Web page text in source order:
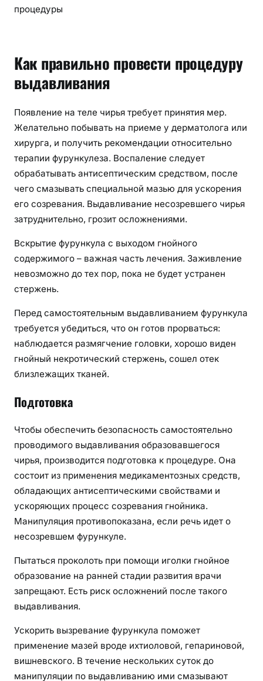
Как правильно провести процедуру
выдавливания
Появление на теле чирья требует принятия мер.
Желательно побывать на приеме у дерматолога или
хирурга, и получить рекомендации относительно
терапии фурункулеза. Воспаление следует
обрабатывать антисептическим средством, после
чего смазывать специальной мазью для ускорения
его созревания. Выдавливание несозревшего чирья
затруднительно, грозит осложнениями.
Вскрытие фурункула с выходом гнойного
содержимого – важная часть лечения. Заживление
невозможно до тех пор, пока не будет устранен
стержень.
Перед самостоятельным выдавливанием фурункула
требуется убедиться, что он готов прорваться:
наблюдается размягчение головки, хорошо виден
гнойный некротический стержень, сошел отек
близлежащих тканей.
Подготовка
Чтобы обеспечить безопасность самостоятельно
проводимого выдавливания образовавшегося
чирья, производится подготовка к процедуре. Она
состоит из применения медикаментозных средств,
обладающих антисептическими свойствами и
ускоряющих процесс созревания гнойника.
Манипуляция противопоказана, если речь идет о
несозревшем фурункуле.
Пытаться проколоть при помощи иголки гнойное
образование на ранней стадии развития врачи
запрещают. Есть риск осложнений после такого
выдавливания.
Ускорить вызревание фурункула поможет
применение мазей вроде ихтиоловой, гепариновой,
вишневского. В течение нескольких суток до
манипуляции по выдавливанию ими смазывают